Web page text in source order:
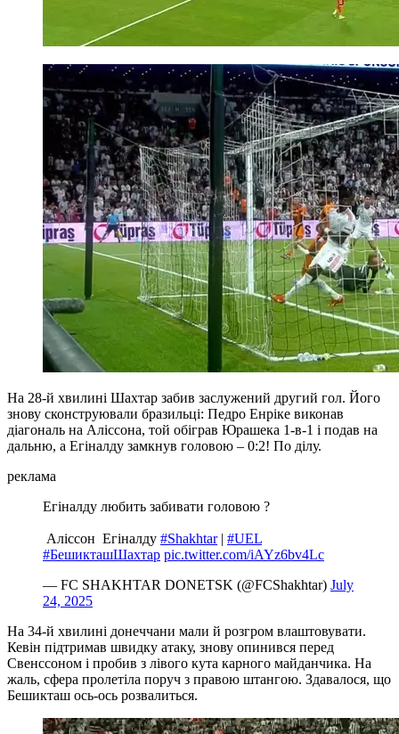
На 28-й хвилині Шахтар забив заслужений другий гол. Його
знову сконструювали бразильці: Педро Енріке виконав
діагональ на Аліссона, той обіграв Юрашека 1-в-1 і подав на
дальню, а Егіналду замкнув головою – 0:2! По ділу.
реклама
Егіналду любить забивати головою ?
️ Аліссон ️ Егіналду ️ #Shakhtar| #UEL
#БешикташШахтар pic.twitter.com/iAYz6bv4Lc
— FC SHAKHTAR DONETSK (@FCShakhtar) July
24, 2025
На 34-й хвилині донеччани мали й розгром влаштовувати.
Кевін підтримав швидку атаку, знову опинився перед
Свенссоном і пробив з лівого кута карного майданчика. На
жаль, сфера пролетіла поруч з правою штангою. Здавалося, що
Бешикташ ось-ось розвалиться.